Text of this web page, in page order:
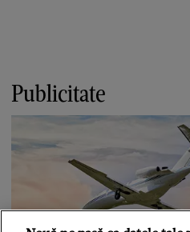
Publicitate